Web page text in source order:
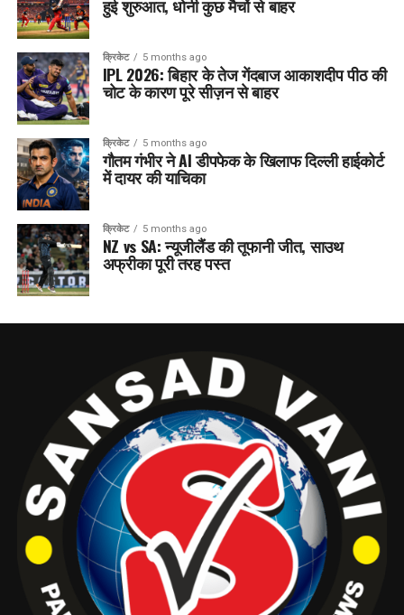
हुई शुरुआत, धोनी कुछ मैचों से बाहर
क्रिकेट 5 months ago
IPL 2026: बिहार के तेज गेंदबाज आकाशदीप पीठ की
चोट के कारण पूरे सीज़न से बाहर
क्रिकेट 5 months ago
गौतम गंभीर ने AI डीपफेक के खिलाफ दिल्ली हाईकोर्ट
में दायर की याचिका
क्रिकेट 5 months ago
NZ vs SA: न्यूजीलैंड की तूफानी जीत, साउथ
अफ्रीका पूरी तरह पस्त